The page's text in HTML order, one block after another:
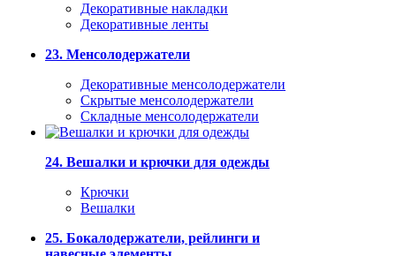
Декоративные накладки
Декоративные ленты
23. Менсолодержатели
Декоративные менсолодержатели
Скрытые менсолодержатели
Складные менсолодержатели
24. Вешалки и крючки для одежды
Крючки
Вешалки
25. Бокалодержатели, рейлинги и